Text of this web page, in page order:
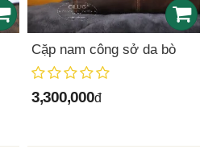
Cặp nam công sở da bò
3,300,000đ